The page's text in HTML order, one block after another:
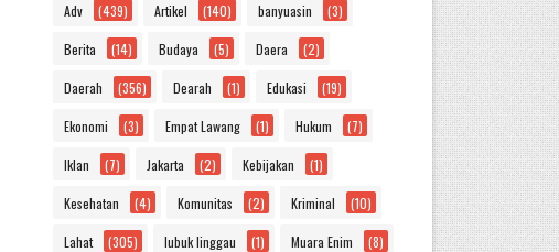
Adv (439) Artikel (140) banyuasin (3)
Berita (14) Budaya (5) Daera (2)
Daerah (356) Dearah (1) Edukasi (19)
Ekonomi (3) Empat Lawang (1) Hukum (7)
Iklan (7) Jakarta (2) Kebijakan (1)
Kesehatan (4) Komunitas (2) Kriminal (10)
Lahat (305) lubuk linggau (1) Muara Enim (8)